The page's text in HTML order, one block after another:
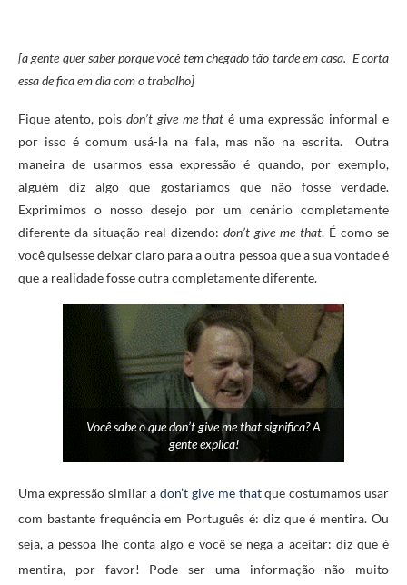
[a gente quer saber porque você tem chegado tão tarde em casa. E corta
essa de fica em dia com o trabalho]
Fique atento, pois don’t give me that é uma expressão informal e
por isso é comum usá-la na fala, mas não na escrita. Outra
maneira de usarmos essa expressão é quando, por exemplo,
alguém diz algo que gostaríamos que não fosse verdade.
Exprimimos o nosso desejo por um cenário completamente
diferente da situação real dizendo: don’t give me that. É como se
você quisesse deixar claro para a outra pessoa que a sua vontade é
que a realidade fosse outra completamente diferente.
Você sabe o que don’t give me that significa? A
gente explica!
Uma expressão similar adon’t give me thatque costumamos usar
com bastante frequência em Português é: diz que é mentira. Ou
seja, a pessoa lhe conta algo e você se nega a aceitar: diz que é
mentira, por favor! Pode ser uma informação não muito